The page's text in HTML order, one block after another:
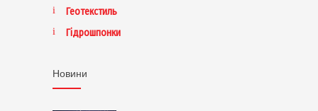
Геотекстиль
Гідрошпонки
Новини